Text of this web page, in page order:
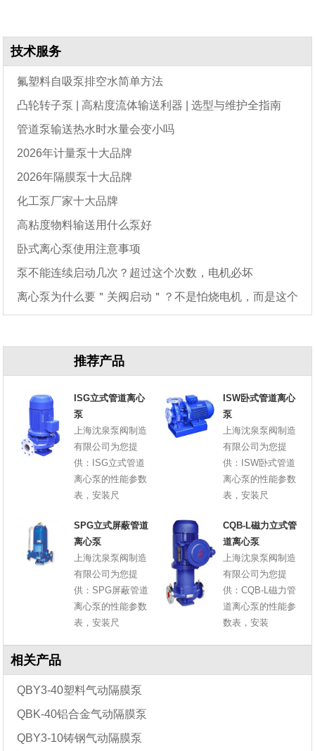
技术服务
氟塑料自吸泵排空水简单方法
凸轮转子泵 | 高粘度流体输送利器 | 选型与维护全指南
管道泵输送热水时水量会变小吗
2026年计量泵十大品牌
2026年隔膜泵十大品牌
化工泵厂家十大品牌
高粘度物料输送用什么泵好
卧式离心泵使用注意事项
泵不能连续启动几次？超过这个次数，电机必坏
离心泵为什么要＂关阀启动＂？不是怕烧电机，而是这个
推荐产品
ISG立式管道离心
泵
上海沈泉泵阀制造
有限公司为您提
供：ISG立式管道
离心泵的性能参数
表，安装尺
ISW卧式管道离心
泵
上海沈泉泵阀制造
有限公司为您提
供：ISW卧式管道
离心泵的性能参数
表，安装尺
SPG立式屏蔽管道
离心泵
上海沈泉泵阀制造
有限公司为您提
供：SPG屏蔽管道
离心泵的性能参数
表，安装尺
CQB-L磁力立式管
道离心泵
上海沈泉泵阀制造
有限公司为您提
供：CQB-L磁力管
道离心泵的性能参
数表，安装
相关产品
QBY3-40塑料气动隔膜泵
QBK-40铝合金气动隔膜泵
QBY3-10铸钢气动隔膜泵